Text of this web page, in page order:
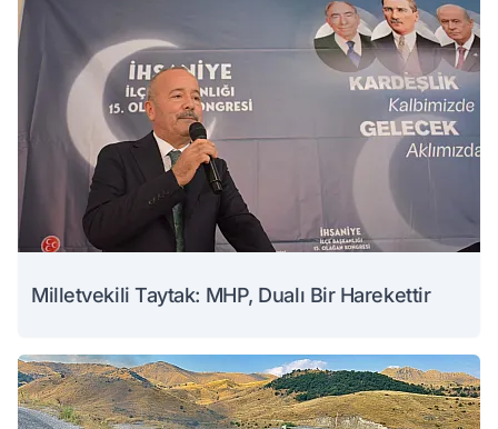
Milletvekili Taytak: MHP, Dualı Bir Harekettir